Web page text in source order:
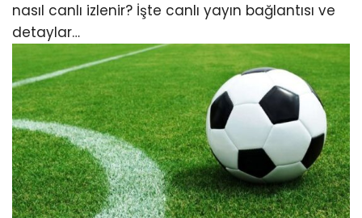
nasıl canlı izlenir? İşte canlı yayın bağlantısı ve
detaylar…